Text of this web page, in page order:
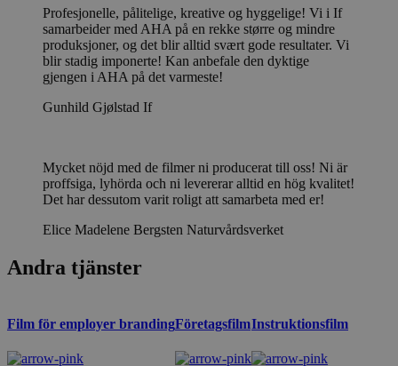
Profesjonelle, pålitelige, kreative og hyggelige! Vi i If
samarbeider med AHA på en rekke større og mindre
produksjoner, og det blir alltid svært gode resultater. Vi
blir stadig imponerte! Kan anbefale den dyktige
gjengen i AHA på det varmeste!
Gunhild Gjølstad If
Mycket nöjd med de filmer ni producerat till oss! Ni är
proffsiga, lyhörda och ni levererar alltid en hög kvalitet!
Det har dessutom varit roligt att samarbeta med er!
Elice Madelene Bergsten Naturvårdsverket
Andra tjänster
Film för employer brandingFöretagsfilmInstruktionsfilm